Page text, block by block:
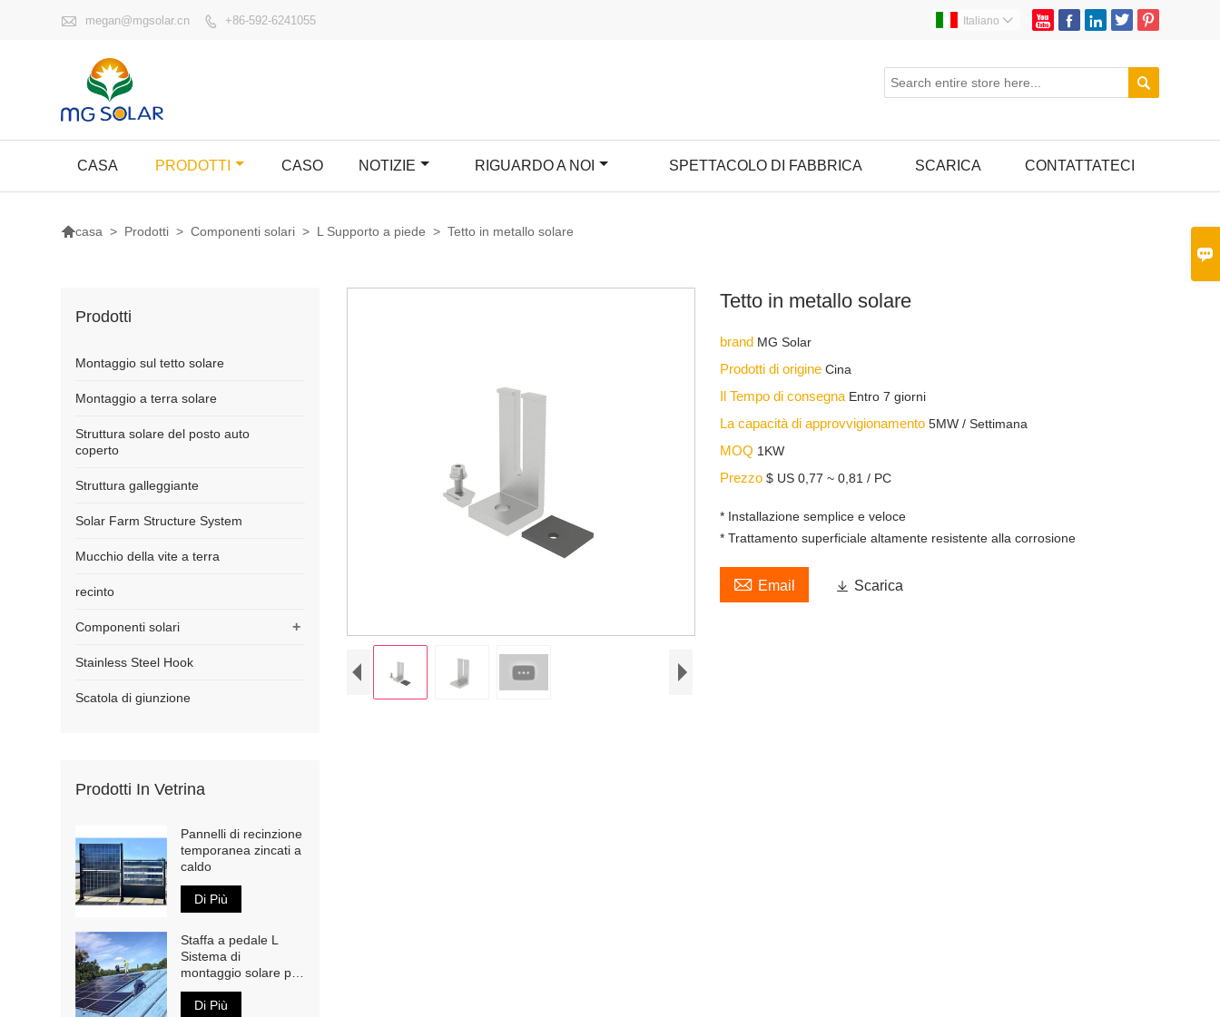

 megan@mgsolar.cn  +86-592-6241055     
Italiano 

CASA PRODOTTI CASO NOTIZIE RIGUARDO A NOI SPETTACOLO DI FABBRICA SCARICA CONTATTATECI
casa > Prodotti > Componenti solari > L Supporto a piede > Tetto in metallo solare
Tetto in metallo solare
brand MG Solar
Prodotti di origineCina
Il Tempo di consegna Entro 7 giorni
La capacità di approvvigionamento5MW / Settimana
MOQ 1KW
Prezzo$ US 0,77 ~ 0,81 / PC
* Installazione semplice e veloce
* Trattamento superficiale altamente resistente alla corrosione
 Email  Scarica
Prodotti
Montaggio sul tetto solare
Montaggio a terra solare
Struttura solare del posto auto
coperto
Struttura galleggiante
Solar Farm Structure System
Mucchio della vite a terra
recinto
+
Componenti solari
Stainless Steel Hook
Scatola di giunzione
Prodotti In Vetrina
Pannelli di recinzione
temporanea zincati a
caldo
Di Più
Staffa a pedale L
Sistema di
montaggio solare per
tetto in metallo
Di Più